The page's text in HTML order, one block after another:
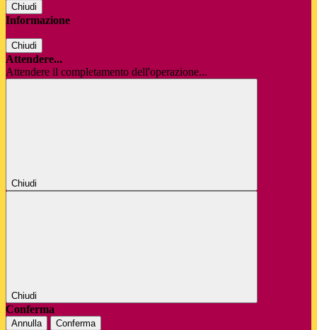
Chiudi
Informazione
Chiudi
Attendere...
Attendere il completamento dell'operazione...
Chiudi
Chiudi
Conferma
Annulla Conferma